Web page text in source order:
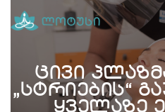
ცივი
„სტრიების“
ყველაზე